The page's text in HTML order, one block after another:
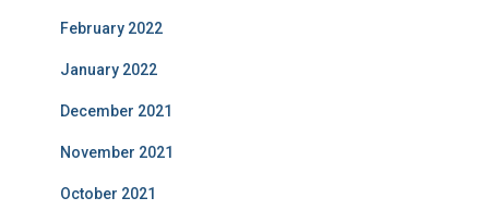
February 2022
January 2022
December 2021
November 2021
October 2021